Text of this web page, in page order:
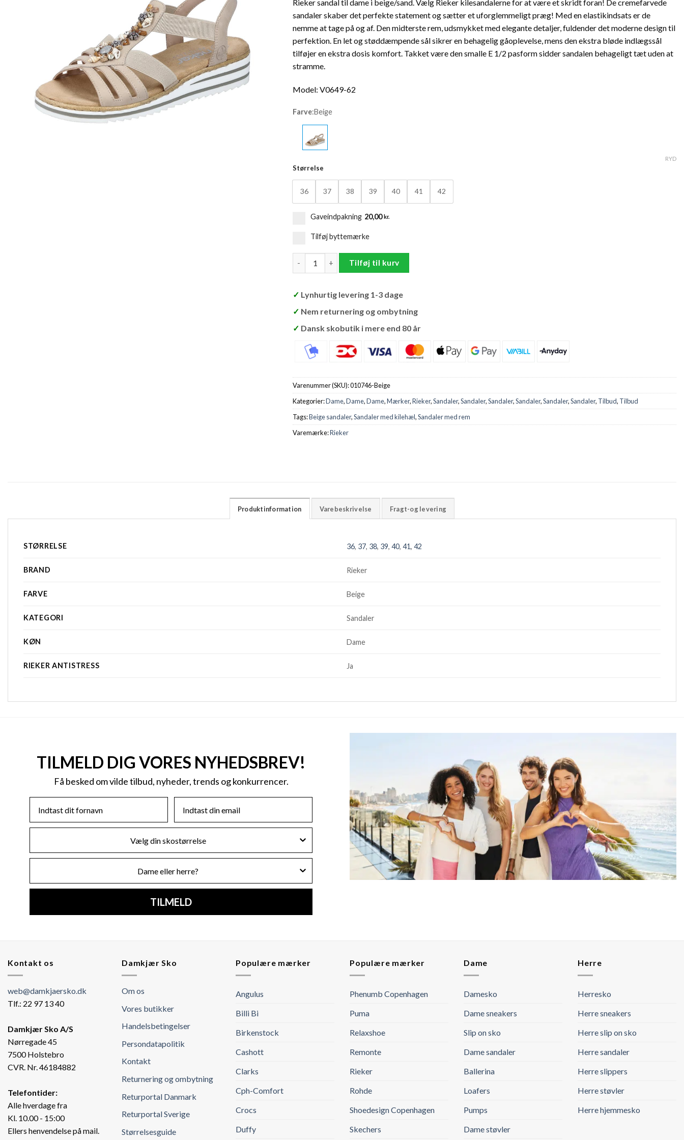
pris
var:
599,95 kr..
pris
er:
479,96 kr..
Rieker sandal til dame i beige/sand. Vælg Rieker kilesandalerne for at være et skridt foran! De cremefarvede
sandaler skaber det perfekte statement og sætter et uforglemmeligt præg! Med en elastikindsats er de
nemme at tage på og af. Den midterste rem, udsmykket med elegante detaljer, fuldender det moderne design til
perfektion. En let og støddæmpende sål sikrer en behagelig gåoplevelse, mens den ekstra bløde indlægssål
tilføjer en ekstra dosis komfort. Takket være den smalle E 1/2 pasform sidder sandalen behageligt tæt uden at
stramme.
Model: V0649-62
Farve:Beige
Størrelse
36 37 38 39 40 41 42
RYD
Gaveindpakning 20,00 kr.
Tilføj byttemærke
Rieker Sandal Dame antal
Tilføj til kurv
✓ Lynhurtig levering 1-3 dage
✓ Nem returnering og ombytning
✓ Dansk skobutik i mere end 80 år
Varenummer (SKU):010746-Beige
Kategorier:Dame,Dame,Dame,Mærker,Rieker,Sandaler,Sandaler,Sandaler,Sandaler,Sandaler,Sandaler, Tilbud, Tilbud
Tags:Beige sandaler,Sandaler med kilehæl,Sandaler med rem
Varemærke:Rieker
Produktinformation Varebeskrivelse Fragt-og levering
STØRRELSE 36, 37, 38, 39,40,41,42
BRAND Rieker
FARVE Beige
KATEGORI Sandaler
KØN Dame
RIEKER ANTISTRESS Ja
TILMELD DIG VORES NYHEDSBREV!
Få besked om vilde tilbud, nyheder, trends og konkurrencer.
TILMELD
Kontakt os
web@damkjaersko.dk
Tlf.: 22 97 13 40
Damkjær Sko A/S
Nørregade 45
7500 Holstebro
CVR. Nr. 46184882
Telefontider:
Alle hverdage fra
Kl. 10.00 - 15:00
Ellers henvendelse på mail.
Damkjær Sko
Om os
Vores butikker
Handelsbetingelser
Persondatapolitik
Kontakt
Returnering og ombytning
Returportal Danmark
Returportal Sverige
Størrelsesguide
Populære mærker
Angulus
Billi Bi
Birkenstock
Cashott
Clarks
Cph-Comfort
Crocs
Duffy
Populære mærker
Phenumb Copenhagen
Puma
Relaxshoe
Remonte
Rieker
Rohde
Shoedesign Copenhagen
Skechers
Dame
Damesko
Dame sneakers
Slip on sko
Dame sandaler
Ballerina
Loafers
Pumps
Dame støvler
Herre
Herresko
Herre sneakers
Herre slip on sko
Herre sandaler
Herre slippers
Herre støvler
Herre hjemmesko